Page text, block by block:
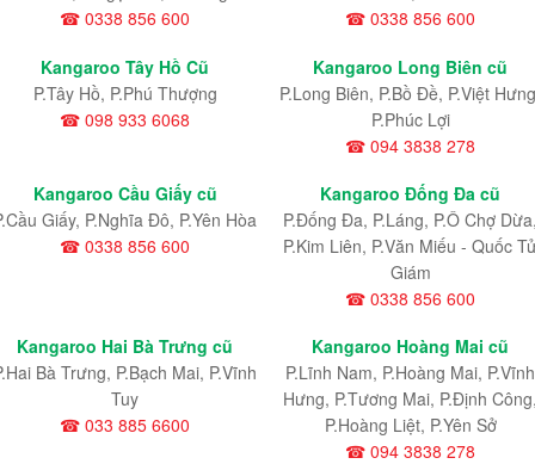
☎ 0338 856 600
☎ 0338 856 600
Kangaroo Tây Hồ Cũ
P.Tây Hồ, P.Phú Thượng
☎ 098 933 6068
Kangaroo Long Biên cũ
P.Long Biên, P.Bồ Đề, P.Việt
P.Phúc Lợi
☎ 094 3838 278
Kangaroo Cầu Giấy cũ
Giấy, P.Nghĩa Đô, P.Yên Hòa
☎ 0338 856 600
Kangaroo Đống Đa cũ
P.Đống Đa, P.Láng, P.Ô Chợ
P.Kim Liên, P.Văn Miếu - Quốc
Giám
☎ 0338 856 600
Kangaroo Hai Bà Trưng cũ
Bà Trưng, P.Bạch Mai, P.Vĩnh
Tuy
☎ 033 885 6600
Kangaroo Hoàng Mai cũ
P.Lĩnh Nam, P.Hoàng Mai, P.Vĩnh
Hưng, P.Tương Mai, P.Định
P.Hoàng Liệt, P.Yên Sở
☎ 094 3838 278